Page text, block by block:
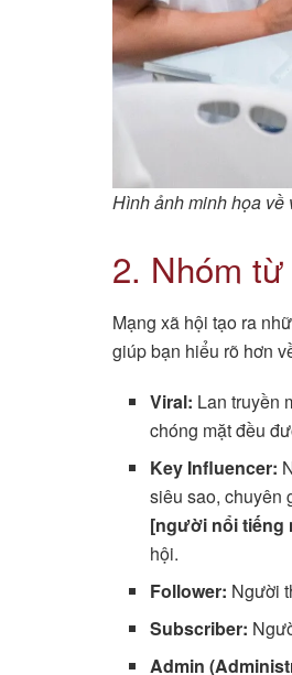
Hình ảnh minh họa về
2. Nhóm
Mạng xã hội tạo ra
giúp bạn hiểu rõ hơn
Viral: Lan truyền
chóng mặt đều
Key Influencer:
siêu sao, chuyên
[người nổi tiếng
hội.
Follower: Người
Subscriber:
Admin